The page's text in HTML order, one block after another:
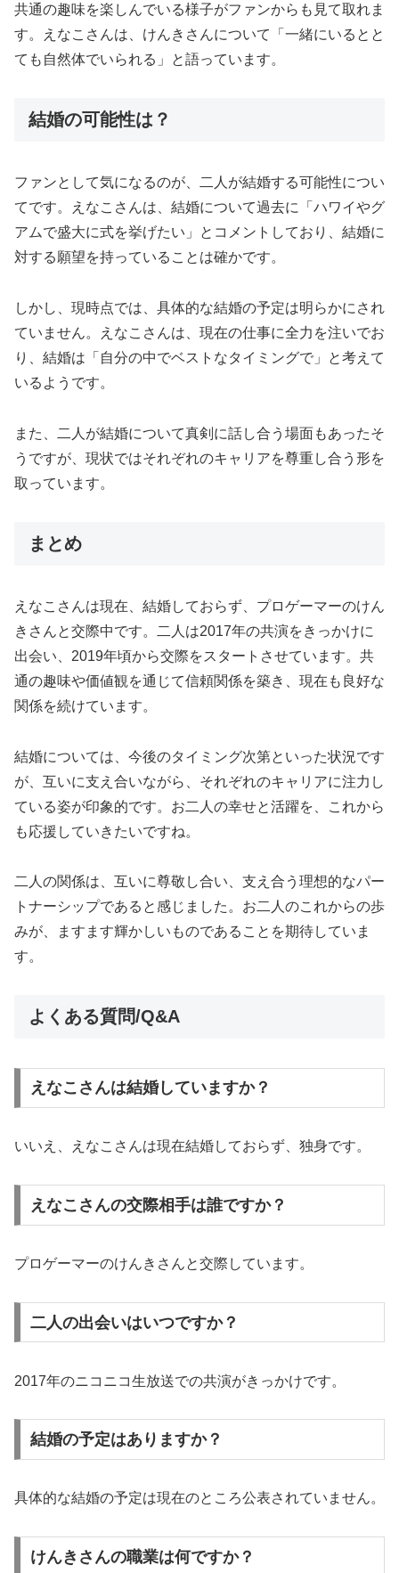
共通の趣味を楽しんでいる様子がファンからも見て取れま
す。えなこさんは、けんきさんについて「一緒にいるとと
ても自然体でいられる」と語っています。
結婚の可能性は？
ファンとして気になるのが、二人が結婚する可能性につい
てです。えなこさんは、結婚について過去に「ハワイやグ
アムで盛大に式を挙げたい」とコメントしており、結婚に
対する願望を持っていることは確かです。
しかし、現時点では、具体的な結婚の予定は明らかにされ
ていません。えなこさんは、現在の仕事に全力を注いでお
り、結婚は「自分の中でベストなタイミングで」と考えて
いるようです。
また、二人が結婚について真剣に話し合う場面もあったそ
うですが、現状ではそれぞれのキャリアを尊重し合う形を
取っています。
まとめ
えなこさんは現在、結婚しておらず、プロゲーマーのけん
きさんと交際中です。二人は2017年の共演をきっかけに
出会い、2019年頃から交際をスタートさせています。共
通の趣味や価値観を通じて信頼関係を築き、現在も良好な
関係を続けています。
結婚については、今後のタイミング次第といった状況です
が、互いに支え合いながら、それぞれのキャリアに注力し
ている姿が印象的です。お二人の幸せと活躍を、これから
も応援していきたいですね。
二人の関係は、互いに尊敬し合い、支え合う理想的なパー
トナーシップであると感じました。お二人のこれからの歩
みが、ますます輝かしいものであることを期待していま
す。
よくある質問/Q&A
えなこさんは結婚していますか？
いいえ、えなこさんは現在結婚しておらず、独身です。
えなこさんの交際相手は誰ですか？
プロゲーマーのけんきさんと交際しています。
二人の出会いはいつですか？
2017年のニコニコ生放送での共演がきっかけです。
結婚の予定はありますか？
具体的な結婚の予定は現在のところ公表されていません。
けんきさんの職業は何ですか？